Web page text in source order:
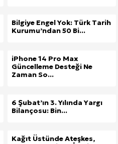
Bilgiye Engel Yok: Türk Tarih
Kurumu’ndan 50 Bi...
iPhone 14 Pro Max
Güncelleme Desteği Ne
Zaman So...
6 Şubat’ın 3. Yılında Yargı
Bilançosu: Bin...
Kağıt Üstünde Ateşkes,